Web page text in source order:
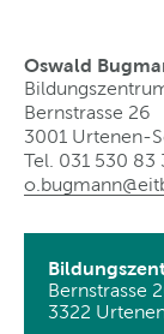
Oswald
Bernstrasse 26
3001 Urtenen-
Tel. 031 530 83
Bernstrasse
3322